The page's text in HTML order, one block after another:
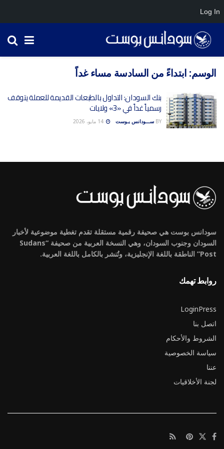
الوسم: ابتداءً من السادسة مساء غداً
بنك السودان: التداول بالطبعات القديمة للعملة يتوقف
رسمياً غداً في «3» ولايات
BY ســـودانس بـوست
سودانس بوست هي صحيفة رقمية مستقلة تقدم تغطية موضوعية لأخبار
السودان وجنوب السودان، وهي النسخة العربية من صحيفة “Sudans
Post” الناطقة باللغة الإنجليزية، وتُنشر بالكامل باللغة العربية.
روابط تهمك
LoginPress
اتصل بنا
الشروط والأحكام
سياسة الخصوصية
عننا
لجنة الأخلاقيات
Log In